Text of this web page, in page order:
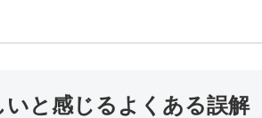
と感じるよくある誤解